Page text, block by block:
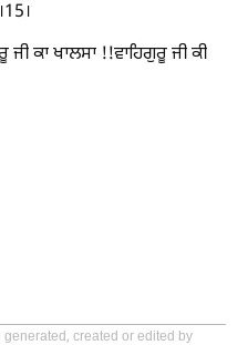
ਕਾ ਖਾਲਸਾ !!ਵਾਹਿਗੁਰੂ ਜੀ ਕੀ
created or edited by